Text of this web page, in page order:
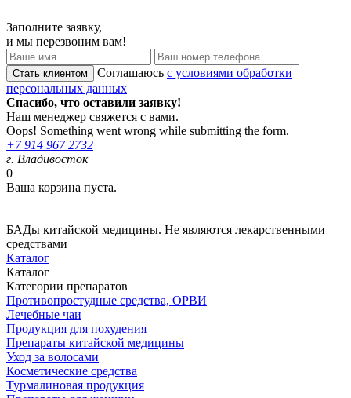
Заполните заявку,
и мы перезвоним вам!
Соглашаюсь с условиями обработки
персональных данных
Спасибо, что оставили заявку!
Наш менеджер свяжется с вами.
Oops! Something went wrong while submitting the form.
+7 914 967 2732
г. Владивосток
0
Ваша корзина пуста.
БАДы китайской медицины. Не являются лекарственными
средствами
Каталог
Каталог
Категории препаратов
Противопростудные средства, ОРВИ
Лечебные чаи
Продукция для похудения
Препараты китайской медицины
Уход за волосами
Косметические средства
Турмалиновая продукция